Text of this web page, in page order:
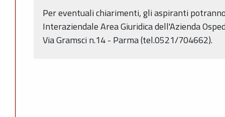
Per eventuali chiarimenti, gli aspiranti
Interaziendale Area Giuridica dell'Azienda
Via Gramsci n.14 - Parma (tel.0521/704662).